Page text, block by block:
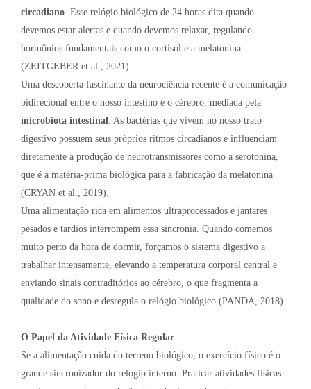
circadiano . Esse relógio biológico de 24 horas dita quando
devemos estar alertas e quando devemos relaxar, regulando
hormônios fundamentais como o cortisol e a melatonina
(ZEITGEBER et al., 2021).
Uma descoberta fascinante da neurociência recente é a comunicação
bidirecional entre o nosso intestino e o cérebro, mediada pela
microbiota intestinal . As bactérias que vivem no nosso trato
digestivo possuem seus próprios ritmos circadianos e influenciam
diretamente a produção de neurotransmissores como a serotonina,
que é a matéria-prima biológica para a fabricação da melatonina
(CRYAN et al., 2019).
Uma alimentação rica em alimentos ultraprocessados e jantares
pesados e tardios interrompem essa sincronia. Quando comemos
muito perto da hora de dormir, forçamos o sistema digestivo a
trabalhar intensamente, elevando a temperatura corporal central e
enviando sinais contraditórios ao cérebro, o que fragmenta a
qualidade do sono e desregula o relógio biológico (PANDA, 2018).
O Papel da Atividade Física Regular
Se a alimentação cuida do terreno biológico, o exercício físico é o
grande sincronizador do relógio interno. Praticar atividades físicas